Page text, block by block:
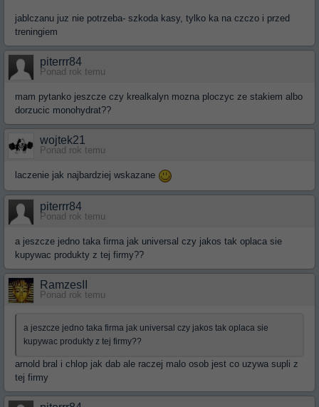
jablczanu juz nie potrzeba- szkoda kasy, tylko ka na czczo i przed
treningiem
piterrr84
Ponad rok temu
mam pytanko jeszcze czy krealkalyn mozna ploczyc ze stakiem albo
dorzucic monohydrat??
wojtek21
Ponad rok temu
laczenie jak najbardziej wskazane
piterrr84
Ponad rok temu
a jeszcze jedno taka firma jak universal czy jakos tak oplaca sie
kupywac produkty z tej firmy??
RamzesII
Ponad rok temu
a jeszcze jedno taka firma jak universal czy jakos tak oplaca sie
kupywac produkty z tej firmy??
arnold bral i chlop jak dab ale raczej malo osob jest co uzywa supli z
tej firmy